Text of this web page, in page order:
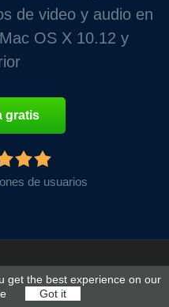
de video y audio en
OS X 10.12 y
gratis
de usuarios
get the best experience on our
Got it